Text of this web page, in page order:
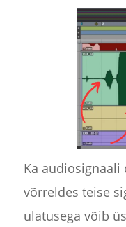
Ka
võrreldes teise
ulatusega võib